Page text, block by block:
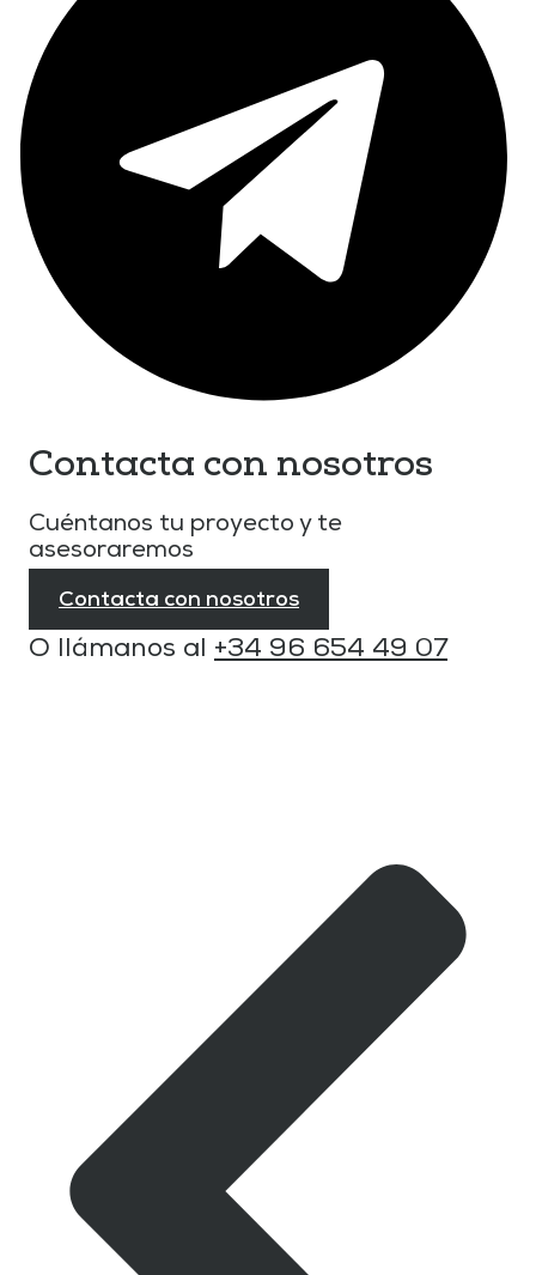
Contacta con nosotros
Cuéntanos tu proyecto y te
asesoraremos
Contacta con nosotros
O llámanos al +34 96 654 49 07